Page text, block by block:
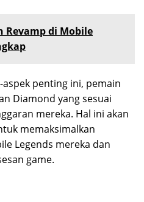
Revamp di Mobile
penting ini, pemain
Diamond yang sesuai
mereka. Hal ini akan
memaksimalkan
Legends mereka dan
game.